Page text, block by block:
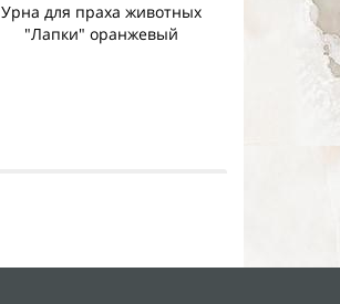
Урна для праха животных
"Лапки" оранжевый
Урна для
2